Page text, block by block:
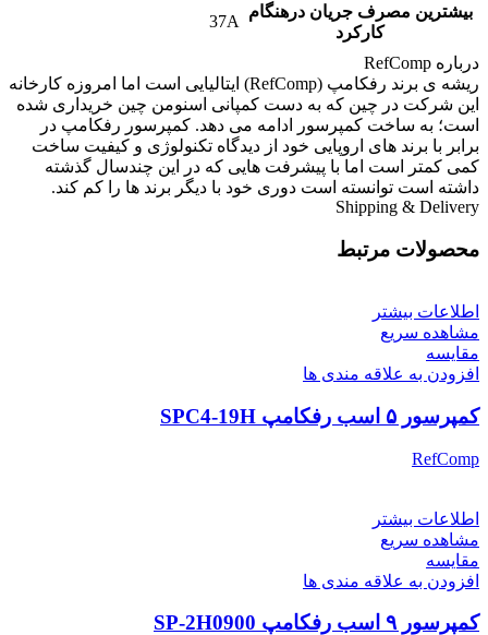
بیشترین مصرف جریان درهنگام
کارکرد
37A
درباره RefComp
ریشه ی برند رفکامپ (RefComp) ایتالیایی است اما امروزه کارخانه
این شرکت در چین که به دست کمپانی اسنومن چین خریداری شده
است؛ به ساخت کمپرسور ادامه می دهد. کمپرسور رفکامپ در
برابر با برند های اروپایی خود از دیدگاه تکنولوژی و کیفیت ساخت
کمی کمتر است اما با پیشرفت هایی که در این چندسال گذشته
داشته است توانسته است دوری خود با دیگر برند ها را کم کند.
Shipping & Delivery
محصولات مرتبط
اطلاعات بیشتر
مشاهده سریع
مقایسه
افزودن به علاقه مندی ها
کمپرسور ۵ اسب رفکامپ SPC4-19H
RefComp
اطلاعات بیشتر
مشاهده سریع
مقایسه
افزودن به علاقه مندی ها
کمپرسور ۹ اسب رفکامپ SP-2H0900